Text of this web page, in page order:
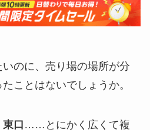
のに、売り場の場所が分
ことはないでしょうか。
口 ……とにかく広くて複